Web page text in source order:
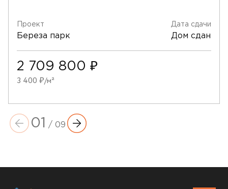
Проект
Береза парк
Дата сдачи
Дом сдан
2 709 800 ₽
3 400 ₽/м²
01 / 09